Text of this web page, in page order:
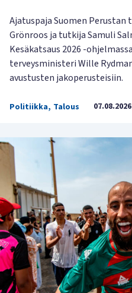
Ajatuspaja Suomen
Grönroos ja tutkija Samuli
Kesäkatsaus 2026 -
terveysministeri Wille
avustusten jakoperusteisiin.
Politiikka, Talous 07.08.2026